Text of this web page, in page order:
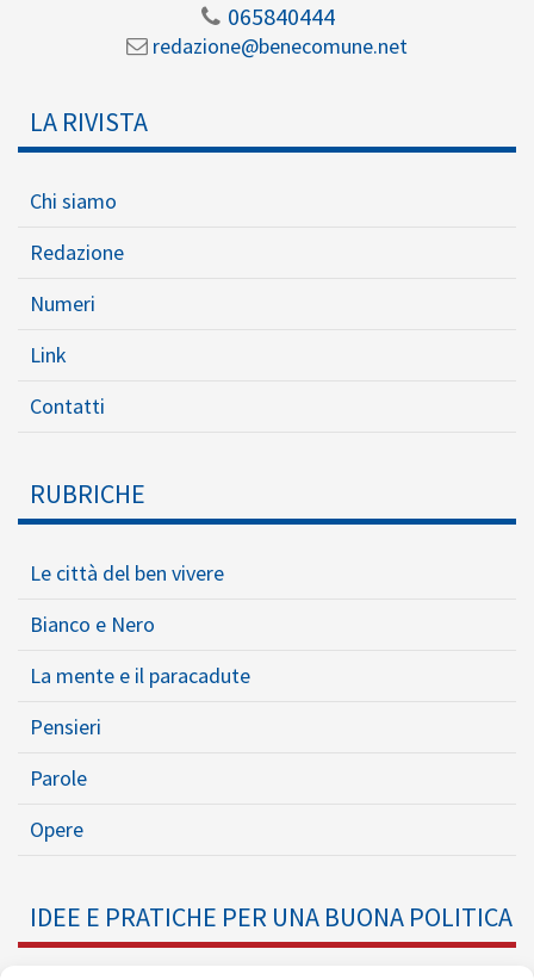
065840444
redazione@benecomune.net
LA RIVISTA
Chi siamo
Redazione
Numeri
Link
Contatti
RUBRICHE
Le città del ben vivere
Bianco e Nero
La mente e il paracadute
Pensieri
Parole
Opere
IDEE E PRATICHE PER UNA BUONA POLITICA